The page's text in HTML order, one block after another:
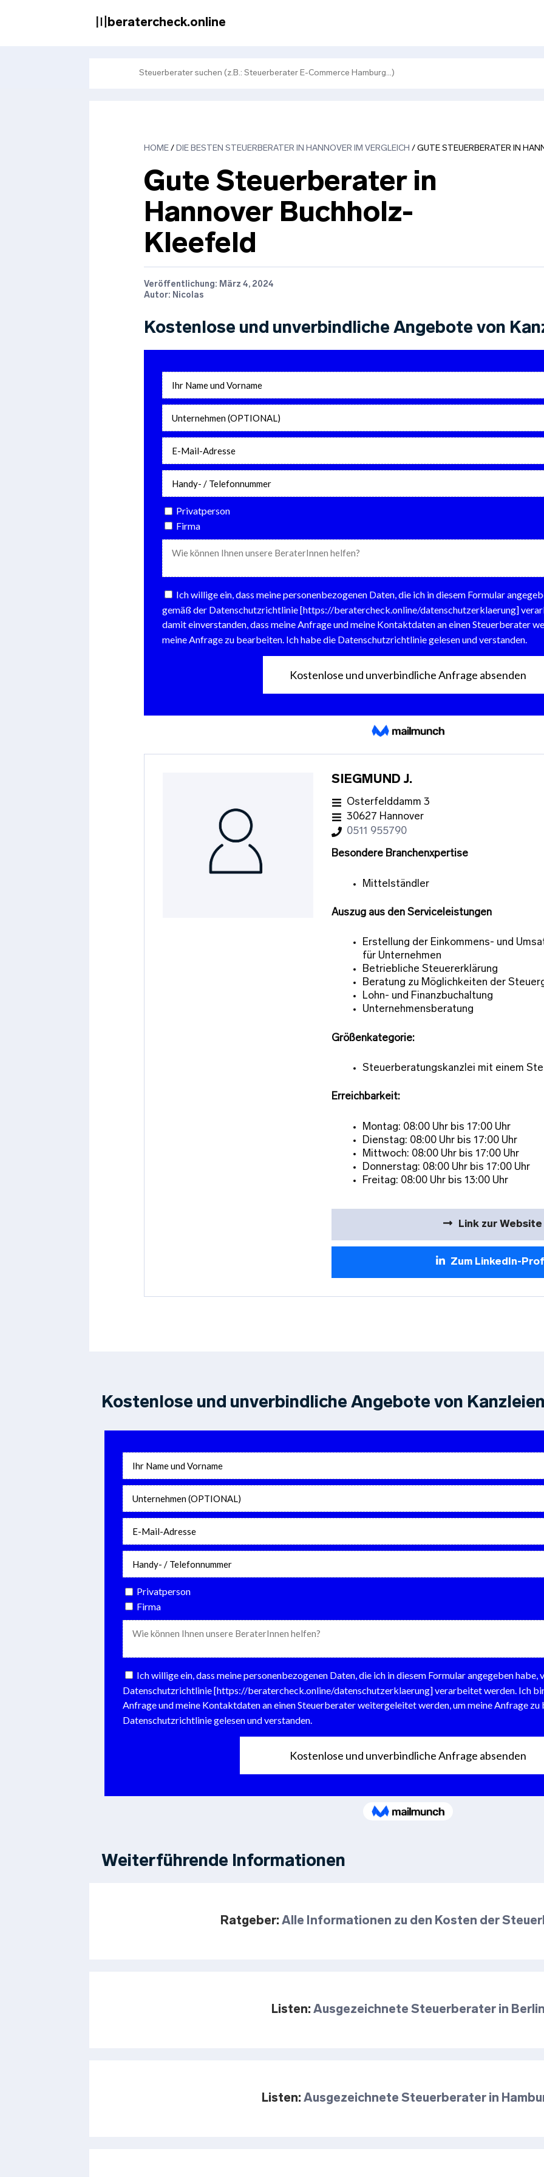
〣beratercheck.online
HOME / DIE BESTEN STEUERBERATER IN HANNOVER IM VERGLEICH / GUTE STEUERBERATER IN
Gute Steuerberater in
Hannover Buchholz-
Kleefeld
Veröffentlichung: März 4, 2024
Autor: Nicolas
Kostenlose und unverbindliche Angebote von
SIEGMUND J.
Osterfelddamm 3
30627 Hannover
0511 955790
Besondere Branchenxpertise
Mittelständler
Auszug aus den Serviceleistungen
Erstellung der Einkommens- und
für Unternehmen
Betriebliche Steuererklärung
Beratung zu Möglichkeiten der
Lohn- und Finanzbuchaltung
Unternehmensberatung
Größenkategorie:
Steuerberatungskanzlei mit einem
Erreichbarkeit:
Montag: 08:00 Uhr bis 17:00 Uhr
Dienstag: 08:00 Uhr bis 17:00 Uhr
Mittwoch: 08:00 Uhr bis 17:00 Uhr
Donnerstag: 08:00 Uhr bis 17:00 Uhr
Freitag: 08:00 Uhr bis 13:00 Uhr
Link zur Website
Zum LinkedIn-
Kostenlose und unverbindliche Angebote von
Weiterführende Informationen
Ratgeber: Alle Informationen zu den Kosten der
Listen: Ausgezeichnete Steuerberater in
Listen: Ausgezeichnete Steuerberater in